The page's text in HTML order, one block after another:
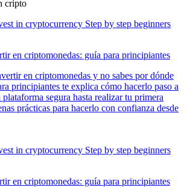
cripto
en criptomonedas: guía para principiantes
en criptomonedas y no sabes por dónde
principiantes te explica cómo hacerlo paso a
segura hasta realizar tu primera
prácticas para hacerlo con confianza desde
en criptomonedas: guía para principiantes